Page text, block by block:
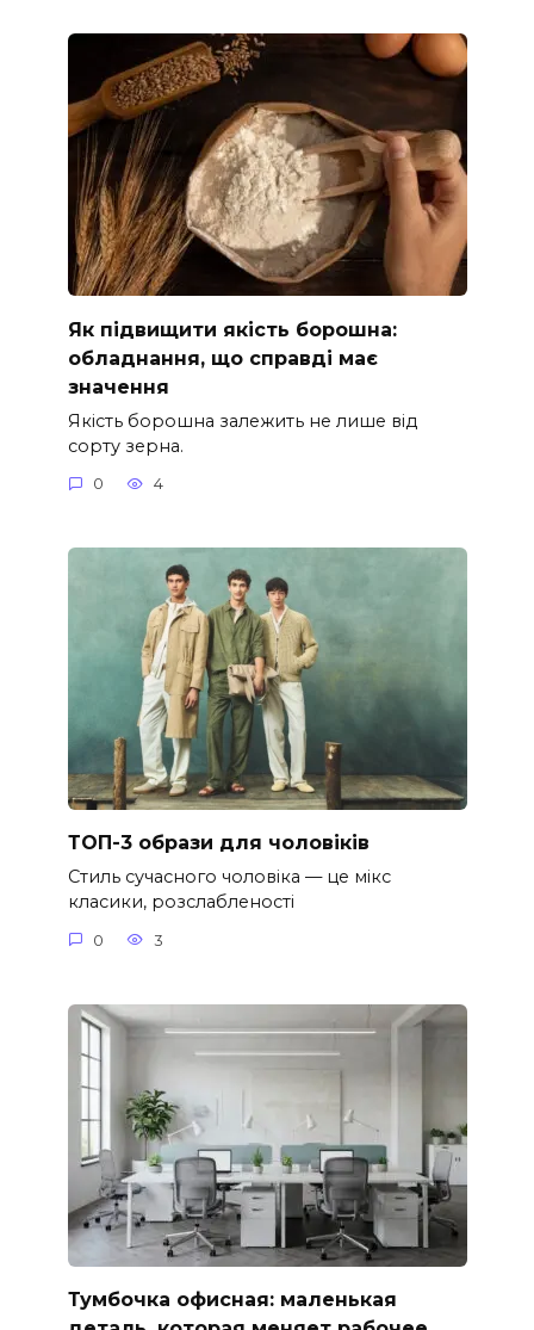
Як підвищити якість борошна:
обладнання, що справді має
значення
Якість борошна залежить не лише від
сорту зерна.
0 4
ТОП-3 образи для чоловіків
Стиль сучасного чоловіка — це мікс
класики, розслабленості
0 3
Тумбочка офисная: маленькая